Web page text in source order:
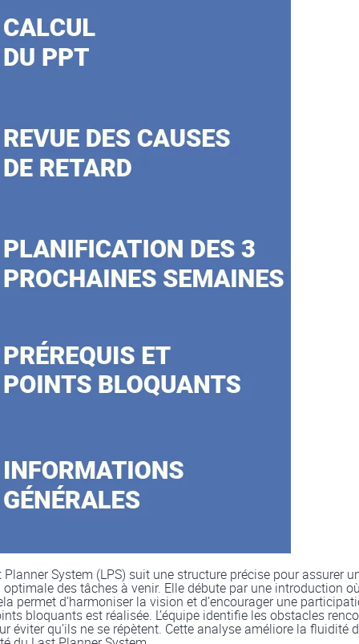
System (LPS) suit une structure précise pour assurer
des tâches à venir. Elle débute par une introduction
permet d’harmoniser la vision et d’encourager une
bloquants est réalisée. L’équipe identifie les obstacles
éviter qu’ils ne se répètent. Cette analyse améliore la fluidité